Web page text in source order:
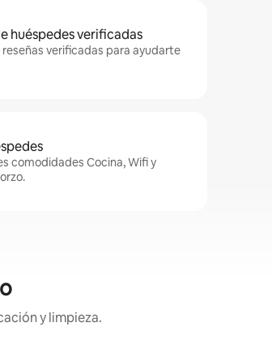
huéspedes verificadas
reseñas verificadas para ayudarte
comodidades Cocina, Wifi y
y limpieza.